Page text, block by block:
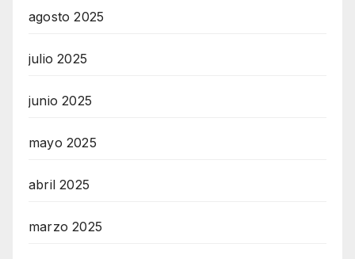
agosto 2025
julio 2025
junio 2025
mayo 2025
abril 2025
marzo 2025